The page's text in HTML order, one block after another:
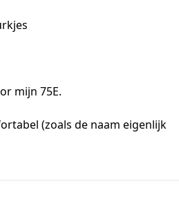
mijn 75E.
(zoals de naam eigenlijk